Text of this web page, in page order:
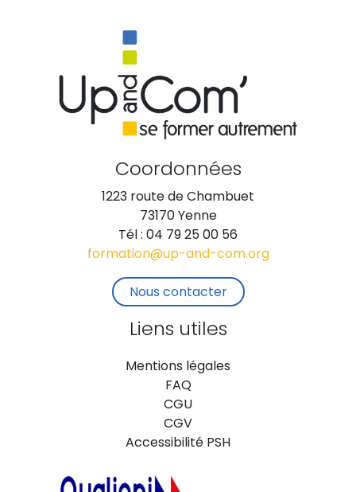
Coordonnées
1223 route de Chambuet
73170 Yenne
Tél : 04 79 25 00 56
formation@up-and-com.org
Nous contacter
Liens utiles
Mentions légales
FAQ
CGU
CGV
Accessibilité PSH